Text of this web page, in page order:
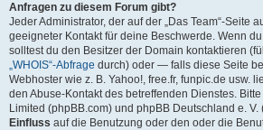
Anfragen zu diesem Forum gibt?
Jeder Administrator, der auf der „Das Team“-Seite
geeigneter Kontakt für deine Beschwerde. Wenn
solltest du den Besitzer der Domain kontaktieren
„WHOIS“-Abfrage durch) oder — falls diese Seite
Webhoster wie z. B. Yahoo!, free.fr, funpic.de usw.
den Abuse-Kontakt des betreffenden Dienstes.
Limited (phpBB.com) und phpBB Deutschland e. V.
Einfluss auf die Benutzung oder den oder die